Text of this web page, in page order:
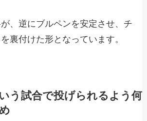
、逆にブルペンを安定させ、チ
裏付けた形となっています。
う試合で投げられるよう何